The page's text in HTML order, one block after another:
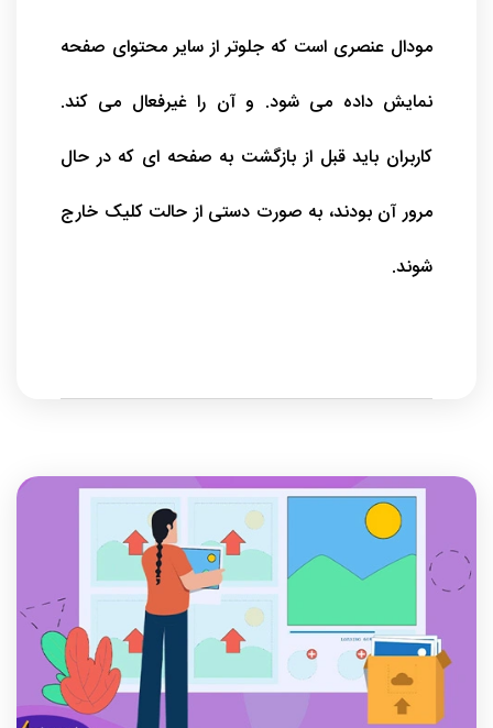
مودال عنصری است که جلوتر از سایر محتوای صفحه
نمایش داده می شود. و آن را غیرفعال می کند.
کاربران باید قبل از بازگشت به صفحه ای که در حال
مرور آن بودند، به صورت دستی از حالت کلیک خارج
شوند.